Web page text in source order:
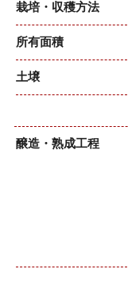
栽培・収穫方法
所有面積
土壌
醸造・熟成工程